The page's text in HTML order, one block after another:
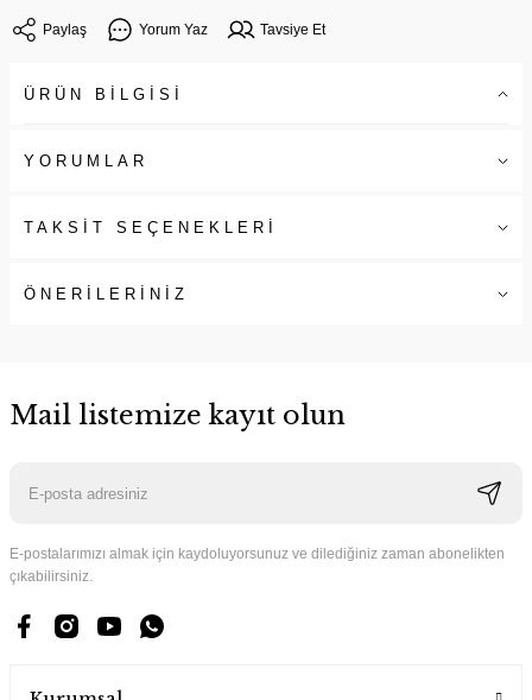
Paylaş Yorum Yaz Tavsiye Et
ÜRÜN BİLGİSİ
YORUMLAR
TAKSİT SEÇENEKLERİ
ÖNERİLERİNİZ
Mail listemize kayıt olun
E-postalarımızı almak için kaydoluyorsunuz ve dilediğiniz zaman abonelikten
çıkabilirsiniz.